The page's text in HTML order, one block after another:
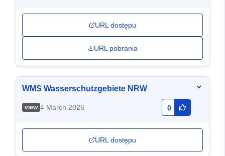
URL dostępu
URL pobrania
WMS Wasserschutzgebiete NRW
view 4 March 2026 0
URL dostępu